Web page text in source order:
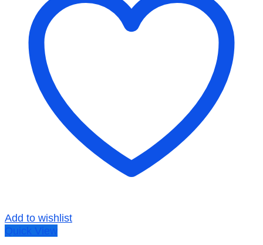
Add to wishlist
Quick View